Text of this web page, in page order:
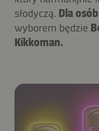
słodyczą. Dla
wyborem będzie
Kikkoman.